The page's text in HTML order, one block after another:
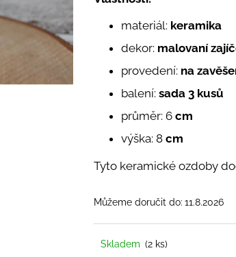
materiál: keramika
dekor: malovaní
provedení: na
balení: sada 3 kusů
průměr: 6 cm
výška: 8 cm
Tyto keramické ozdoby
Můžeme doručit do: 11.8.2026
Skladem (2 ks)
S HEBKÝM
DEKORAČNÍ
ŠÍŘKÁCH
DŘEVĚNÝMI
225 Kč